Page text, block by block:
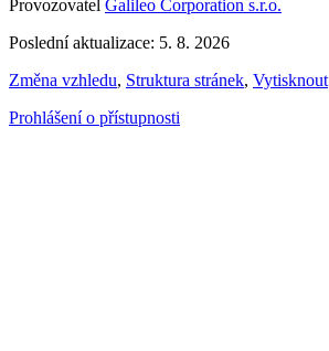
Provozovatel Galileo Corporation s.r.o.
Poslední aktualizace: 5. 8. 2026
Změna vzhledu, Struktura stránek, Vytisknout
Prohlášení o přístupnosti